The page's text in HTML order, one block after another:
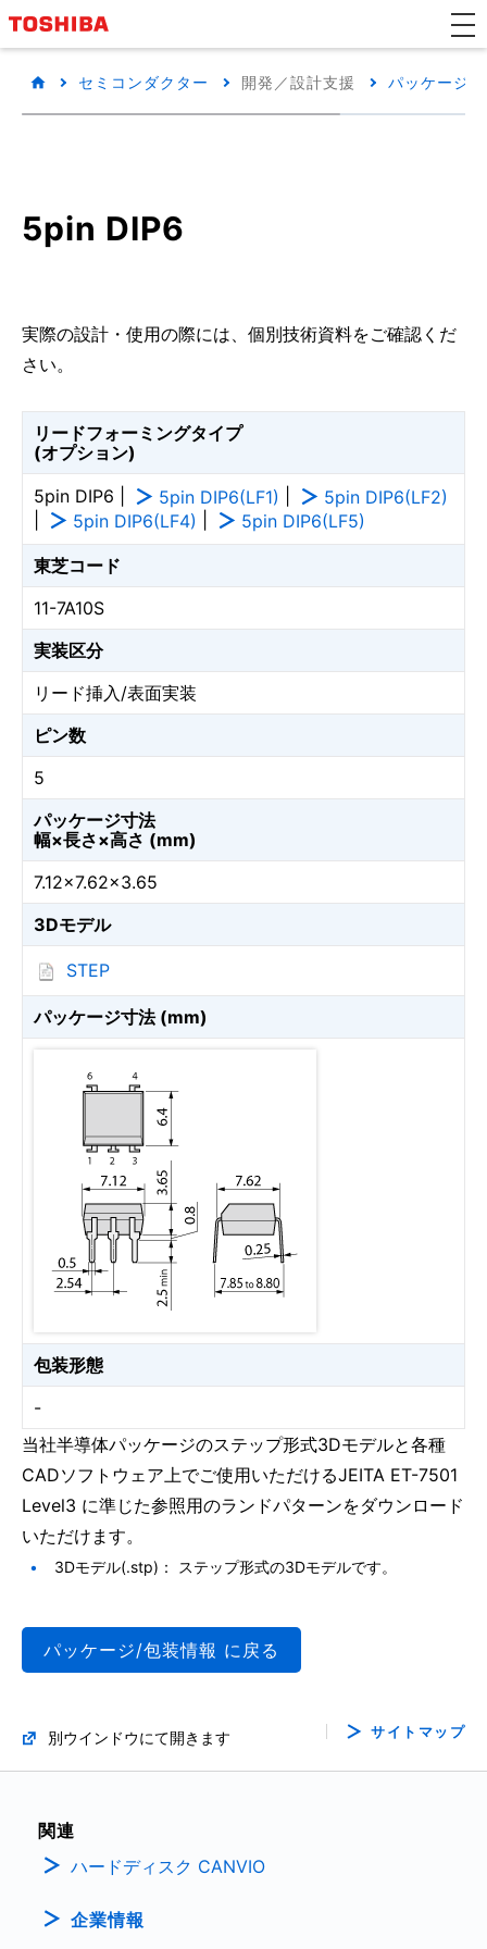
セミコンダクター 開発／設計支援 パッケージ/
5pin DIP6
実際の設計・使用の際には、個別技術資料をご確認くだ
さい。
リードフォーミングタイプ
(オプション)
5pin DIP6 |
5pin DIP6(LF1)
5pin DIP6(LF2)
5pin DIP6(LF4) 5pin DIP6(LF5)
東芝コード
11-7A10S
実装区分
リード挿入/表面実装
ピン数
5
パッケージ寸法
幅×長さ×高さ (mm)
7.12×7.62×3.65
3Dモデル
STEP
パッケージ寸法 (mm)
包装形態
-
当社半導体パッケージのステップ形式3Dモデルと各種
CADソフトウェア上でご使用いただけるJEITA ET-7501
Level3 に準じた参照用のランドパターンをダウンロード
いただけます。
3Dモデル(.stp)： ステップ形式の3Dモデルです。
パッケージ/包装情報 に戻る
別ウインドウにて開きます サイトマップ
関連
ハードディスク CANVIO
企業情報